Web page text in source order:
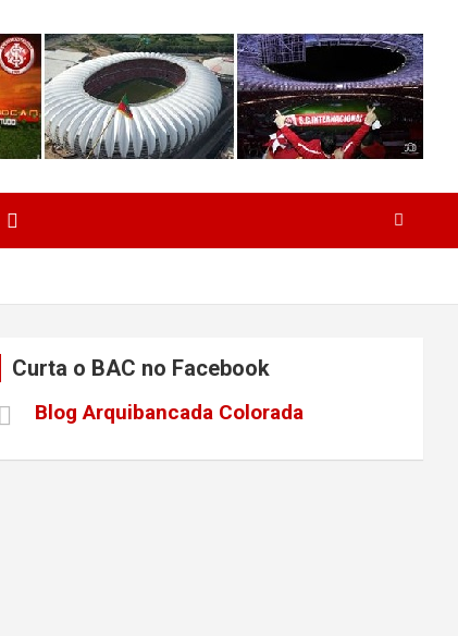
Curta o BAC no Facebook
Blog Arquibancada Colorada